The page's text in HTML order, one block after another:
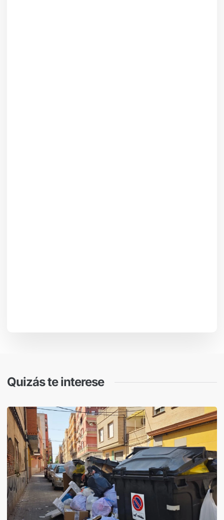
Quizás te interese